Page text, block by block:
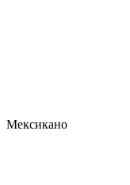
Мексикано